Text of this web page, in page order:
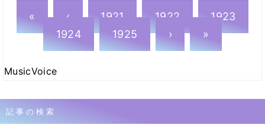
« ‹ 1921 1922
1923
1924
1925 › »
MusicVoice
記事の検索